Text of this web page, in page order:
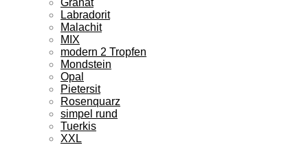
Labradorit
Malachit
MIX
modern 2 Tropfen
Mondstein
Opal
Pietersit
Rosenquarz
simpel rund
Tuerkis
XXL